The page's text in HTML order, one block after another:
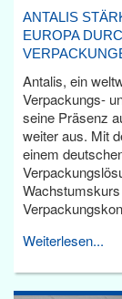
ANTALIS
EUROPA
Antalis, ein
Verpackungs-
seine Präsenz
weiter aus. Mit
einem
Weiterlesen...